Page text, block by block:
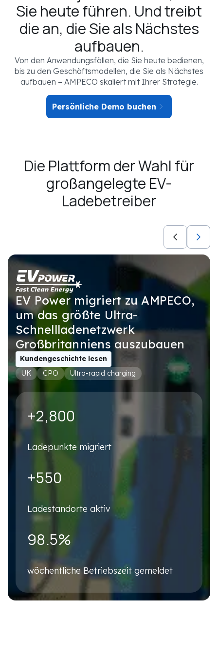
Sie heute führen. Und treibt
die an, die Sie als Nächstes
aufbauen.
Von den Anwendungsfällen, die Sie heute bedienen,
bis zu den Geschäftsmodellen, die Sie als Nächstes
aufbauen – AMPECO skaliert mit Ihrer Strategie.
Persönliche Demo buchen
IHR EV-LADESZENARIO
SEGMENT
Not selected
ANWENDUNGSFÄLLE
Not selected
Persönliche Demo buchen
Wir passen sie genau an Ihr Setup an – keine
First name*
Business Email *
Company name
Die Plattform der Wahl für
großangelegte EV-
Ladebetreiber
EV Power migriert zu AMPECO,
um das größte Ultra-
Schnellladenetzwerk
Großbritanniens auszubauen
Kundengeschichte lesen
UK
CPO Ultra-rapid charging
+2,800
Ladepunkte migriert
+550
Ladestandorte aktiv
98.5%
wöchentliche Betriebszeit gemeldet